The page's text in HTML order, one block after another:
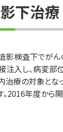
下治療
影検査下でがん
注入し、病変部
治療の対象とな
。2016年度から